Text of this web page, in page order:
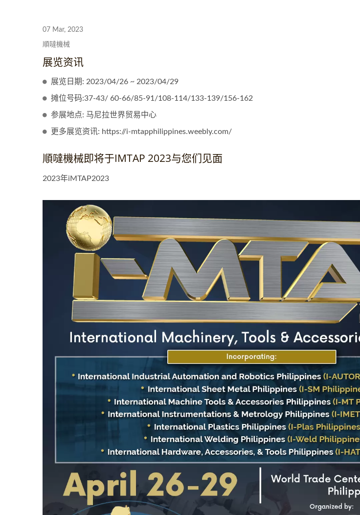
07 Mar, 2023
順噠機械
展览资讯
展览日期: 2023/04/26 ~ 2023/04/29
摊位号码:37-43/ 60-66/85-91/108-114/133-139/156-162
参展地点: 马尼拉世界贸易中心
更多展览资讯: https://i-mtapphilippines.weebly.com/
順噠機械即将于iMTAP 2023与您们见面
2023年iMTAP2023